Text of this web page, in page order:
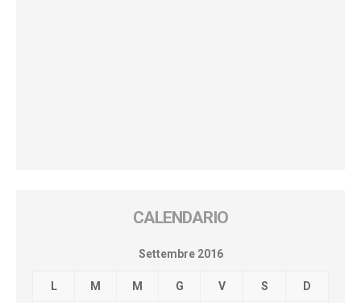
CALENDARIO
Settembre 2016
L M M G V S D